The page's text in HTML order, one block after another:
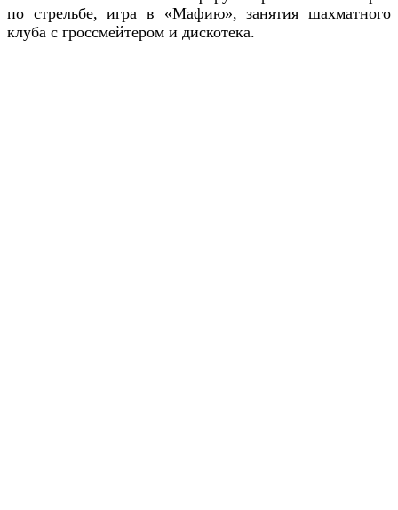
по стрельбе, игра в «Мафию», занятия шахматного
клуба с гроссмейтером и дискотека.